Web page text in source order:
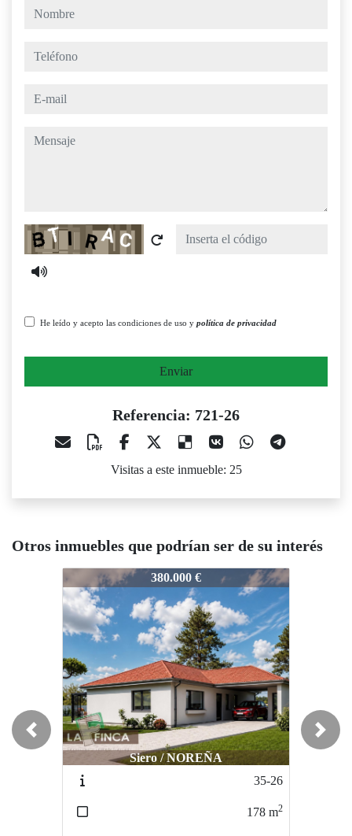
nombre
teléfono
e-mail
mensaje
Captcha
He leído y acepto las condiciones de uso y política de privacidad
Enviar
Referencia: 721-26
Visitas a este inmueble: 25
Otros inmuebles que podrían ser de su interés
380.000 €
Siero / NOREÑA
721-26
721-26 579.000 €
Oviedo / Sograndio
410/23
442m2
Previous Next